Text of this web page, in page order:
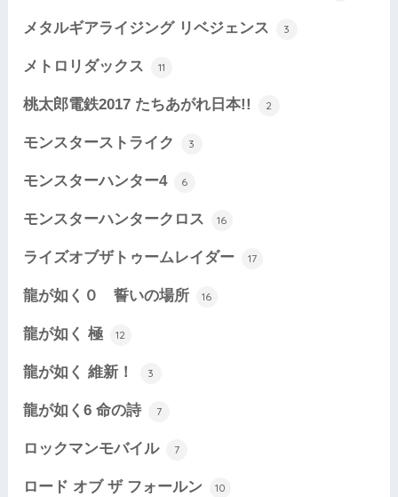
メタルギアライジング リベジェンス 3
メトロリダックス 11
桃太郎電鉄2017 たちあがれ日本!! 2
モンスターストライク 3
モンスターハンター4 6
モンスターハンタークロス 16
ライズオブザトゥームレイダー 17
龍が如く０ 誓いの場所 16
龍が如く 極 12
龍が如く 維新！ 3
龍が如く6 命の詩 7
ロックマンモバイル 7
ロード オブ ザ フォールン 10